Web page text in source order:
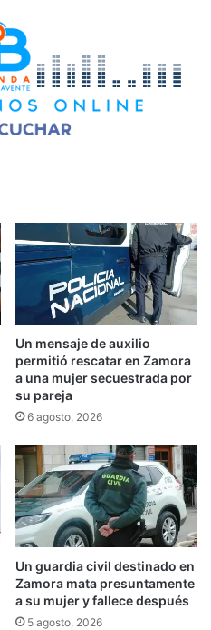
Un mensaje de auxilio
permitió rescatar en Zamora
a una mujer secuestrada por
su pareja
6 agosto, 2026
Un guardia civil destinado en
Zamora mata presuntamente
a su mujer y fallece después
5 agosto, 2026